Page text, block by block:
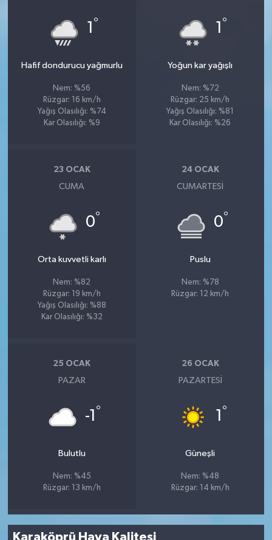
1 °
Hafif dondurucu yağmurlu
Nem: %56
Rüzgar: 16 km/h
Yağış Olasılığı: %74
Kar Olasılığı: %9
1 °
Yoğun kar yağışlı
Nem: %72
Rüzgar: 25 km/h
Yağış Olasılığı: %81
Kar Olasılığı: %26
23 OCAK
CUMA
0°
Orta kuvvetli karlı
Nem: %82
Rüzgar: 19 km/h
Yağış Olasılığı: %88
Kar Olasılığı: %32
24 OCAK
CUMARTESI
0°
Puslu
Nem: %78
Rüzgar: 12 km/h
25 OCAK
PAZAR
-1 °
Bulutlu
Nem: %45
Rüzgar: 13 km/h
26 OCAK
PAZARTESI
1 °
Güneşli
Nem: %48
Rüzgar: 14 km/h
Karaköprü Hava Kalitesi